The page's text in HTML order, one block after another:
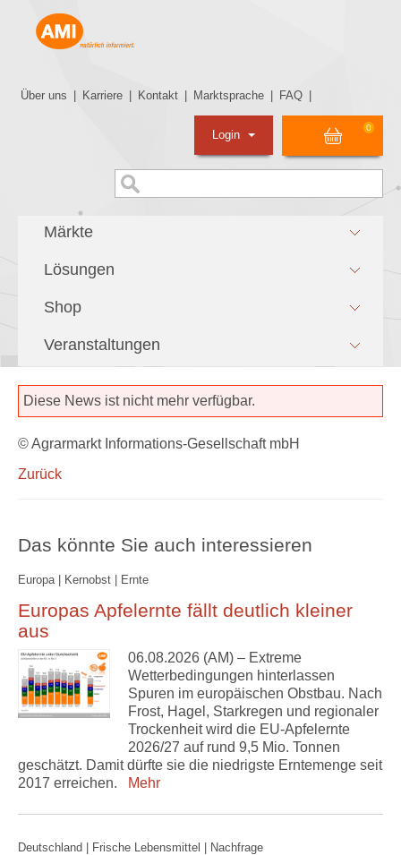
Über uns Karriere Kontakt Marktsprache FAQ
0
Login
Märkte
Lösungen
Shop
Veranstaltungen
Diese News ist nicht mehr verfügbar.
© Agrarmarkt Informations-Gesellschaft mbH
Zurück
Das könnte Sie auch interessieren
Europa | Kernobst | Ernte
Europas Apfelernte fällt deutlich kleiner
aus
06.08.2026 (AM) – Extreme
Wetterbedingungen hinterlassen
Spuren im europäischen Obstbau. Nach
Frost, Hagel, Starkregen und regionaler
Trockenheit wird die EU-Apfelernte
2026/27 auf rund 9,5 Mio. Tonnen
geschätzt. Damit dürfte sie die niedrigste Erntemenge seit
2017 erreichen.
Mehr
Deutschland | Frische Lebensmittel | Nachfrage